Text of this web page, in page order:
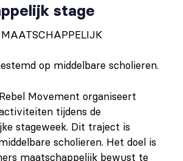
stage
op middelbare scholieren.
Movement organiseert
tijdens de
stageweek. Dit traject is
scholieren. Het doel is
maatschappelijk bewust te